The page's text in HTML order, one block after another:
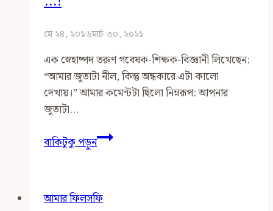
মে ২৪, ২০১৬মার্চ ৩০, ২০২১
এক স্নেহাষ্পদ তরুণ গবেষক-শিক্ষক-বিজ্ঞানী লিখেছেন:
“আমার জুতাটা নীল, কিন্তু অন্ধকারে এটা কালো
দেখায়।” আমার কমেন্টটা ছিলো নিম্নরূপ: আপনার
জুতাটা…
বাকিটুকু পড়ুনআসলেই
‘আসল’
knows
আমার ফিলসফি